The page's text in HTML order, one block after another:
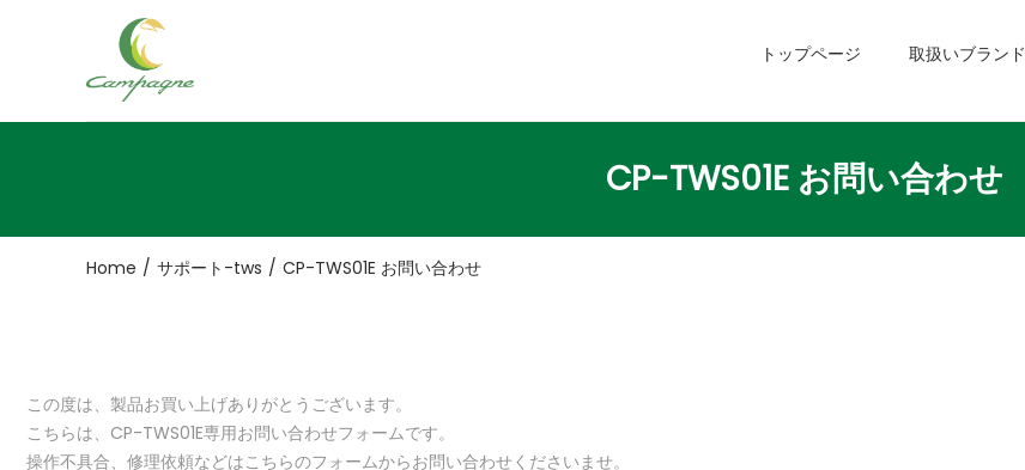
ナ
ゲ
ン
へ
コ
テ
移
動
トップページ 取扱いブランド
CP-TWS01E お問い合わせ
Home / サポート-tws / CP-TWS01E お問い合わせ
この度は、製品お買い上げありがとうございます。
こちらは、CP-TWS01E専用お問い合わせフォームです。
操作不具合、修理依頼などはこちらのフォームからお問い合わせくださいませ。